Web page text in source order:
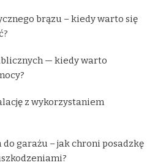
brązu – kiedy warto się
— kiedy warto
z wykorzystaniem
do garażu – jak chroni posadzkę